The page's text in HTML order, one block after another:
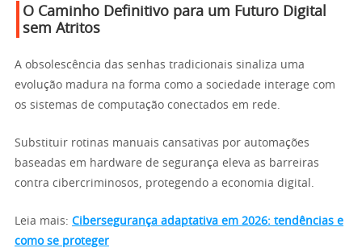
O Caminho Definitivo para um Futuro Digital
sem Atritos
A obsolescência das senhas tradicionais sinaliza uma
evolução madura na forma como a sociedade interage com
os sistemas de computação conectados em rede.
Substituir rotinas manuais cansativas por automações
baseadas em hardware de segurança eleva as barreiras
contra cibercriminosos, protegendo a economia digital.
Leia mais: Cibersegurança adaptativa em 2026: tendências e
como se proteger